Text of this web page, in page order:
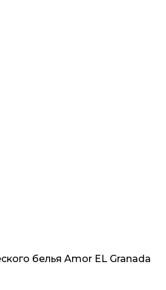
белья Amor EL Granada